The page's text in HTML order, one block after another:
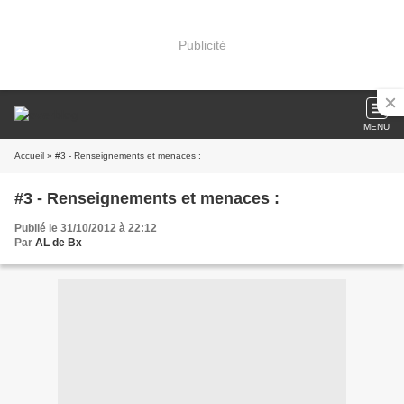
Publicité
MENU
Accueil » #3 - Renseignements et menaces :
#3 - Renseignements et menaces :
Publié le 31/10/2012 à 22:12
Par AL de Bx